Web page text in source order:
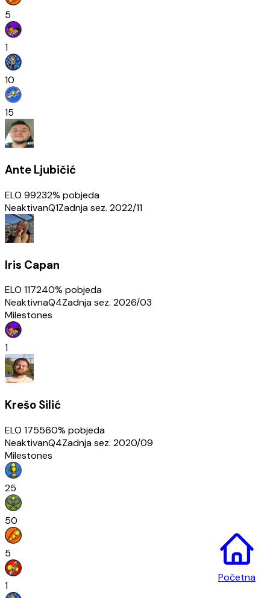
5
1
10
15
Ante Ljubičić
ELO 99232% pobjeda
NeaktivanQ1Zadnja sez. 2022/11
Iris Capan
ELO 117240% pobjeda
NeaktivnaQ4Zadnja sez. 2026/03
Milestones
1
Krešo Silić
ELO 175560% pobjeda
NeaktivanQ4Zadnja sez. 2020/09
Milestones
25
50
5
1
Početna